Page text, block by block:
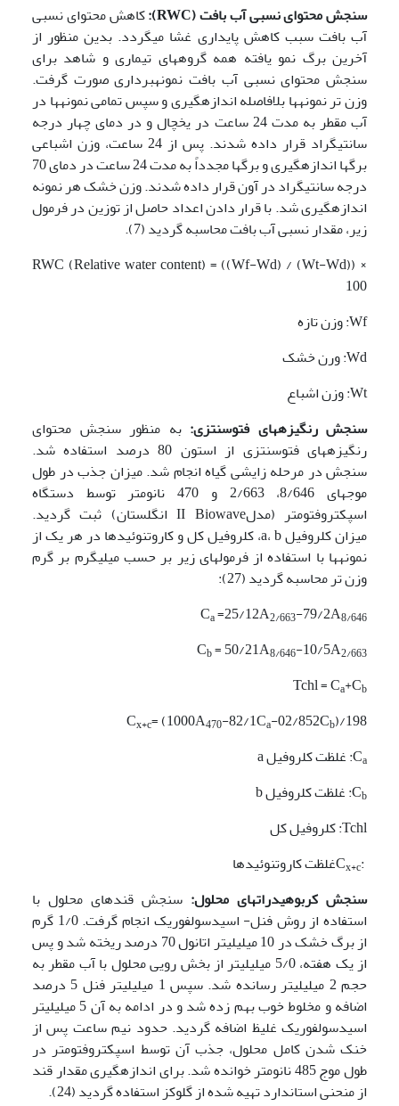
سنجش محتواینسبیآب بافت(
RWC
):کاهش محتوای نسبی
آب بافت سبب کاهش پایداری غشا می­گردد. بدین منظور از
آخرین برگ نمو یافته همه گروه­های تیماری و شاهد برای
سنجش محتوای نسبی آب بافت نمونه­برداری صورت گرفت.
وزن تر نمونه­ها بلافاصله اندازه­گیری و سپس تمامی نمونه­ها در
آب مقطر به مدت 24 ساعت در یخچال و در دمای چهار درجه
سانتی­گراد قرار داده شدند. پس از 24 ساعت، وزن اشباعی
برگ­ها اندازه­گیری و برگ­ها مجدداً به مدت 24 ساعت در دمای 70
درجه سانتی­گراد در آون قرار داده شدند. وزن خشک هر نمونه
اندازه­گیری شد. با قرار دادن اعداد حاصل از توزین در فرمول
زیر، مقدار نسبی آب بافت محاسبه گردید (7).
RWC (Relative water content) = ((Wf-Wd) / (Wt-Wd)) ×
100
Wf: وزن تازه
Wd: ورن خشک
Wt: وزن اشباع
سنجش رنگیزه­های فتوسنتزی:به منظور سنجش محتوای
رنگیزه­های فتوسنتزی از استون 80 درصد استفاده شد.
سنجش در مرحله زایشی گیاه انجام شد. میزان جذب در طول
موج­های 8/646، 2/663 و 470 نانومتر توسط دستگاه
اسپکتروفتومتر (مدلII Biowave انگلستان) ثبت گردید.
میزان کلروفیل a، b، کلروفیل کل و کاروتنوئیدها در هر یک از
نمونه­ها با استفاده از فرمول­های زیر بر حسب میلی­گرم بر گرم
وزن تر محاسبه گردید (27):
Ca=25/12A2/663-79/2A8/646
Cb= 50/21A8/646-10/5A2/663
Tchl = Ca+Cb
Cx+c= (1000A470-82/1Ca-02/852Cb)/198
Ca : غلظت کلروفیل a
Cb : غلظت کلروفیل b
Tchl: کلروفیل کل
:C
x+c غلظت کاروتنوئیدها
سنجش کربوهیدرات­های محلول: سنجش قند­های محلول با
استفاده از روش فنل- اسیدسولفوریک انجام گرفت. 1/0 گرم
از برگ خشک در 10 میلی­لیتر اتانول 70 درصد ریخته شد و پس
از یک هفته، 5/0 میلی­لیتر از بخش رویی محلول با آب مقطر به
حجم 2 میلی­لیتر رسانده شد. سپس 1 میلی­لیتر فنل 5 درصد
اضافه و مخلوط خوب بهم زده شد و در ادامه به آن 5 میلی­لیتر
اسید­سولفوریک غلیظ اضافه گردید. حدود نیم ساعت پس از
خنک شدن کامل محلول، جذب آن توسط اسپکتروفتومتر در
طول موج 485 نانومتر خوانده شد. برای اندازه­گیری مقدار قند
از منحنی استاندارد تهیه شده از گلوکز استفاده گردید (24).